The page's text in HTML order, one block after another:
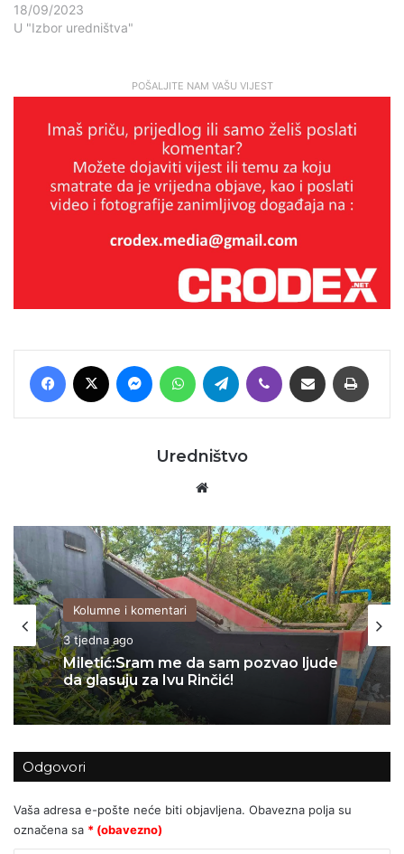
18/09/2023
U "Izbor uredništva"
POŠALJITE NAM VAŠU VIJEST
Facebook MessengerWhatsAppTelegram Viber Podijeli putem E-maila
Uredništvo
Kolumne i komentari
3 tjedna ago
Miletić:Sram me da sam pozvao ljude
da glasuju za Ivu Rinčić!
Kolumne i komentari
06/07/2026
Za Sedlarov ‘Vukovar’ nula, a ‘Svadbi’
stotine tisuća eura?
Odgovori
Vaša adresa e-pošte neće biti objavljena. Obavezna polja su
označena sa * (obavezno)